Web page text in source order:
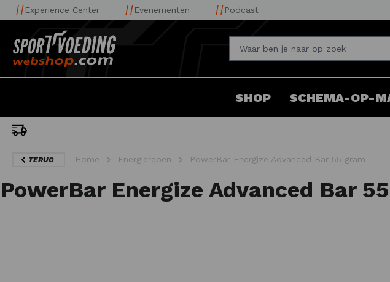
Experience Center Evenementen Podcast
SHOP SCHEMA-OP-
TERUG Home Energierepen PowerBar Energize Advanced Bar 55 gram
PowerBar Energize Advanced Bar